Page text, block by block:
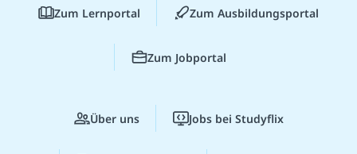
Zum Lernportal Zum Ausbildungsportal
Zum Jobportal
Über uns Jobs bei Studyflix